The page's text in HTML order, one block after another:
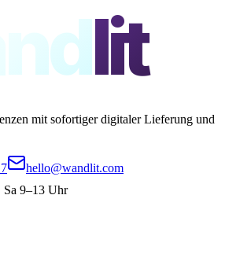
lit
mit sofortiger digitaler Lieferung und
hello@wandlit.com
9–13 Uhr